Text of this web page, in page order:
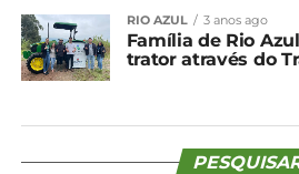
RIO AZUL 3 anos ago
Família de Rio
trator através do